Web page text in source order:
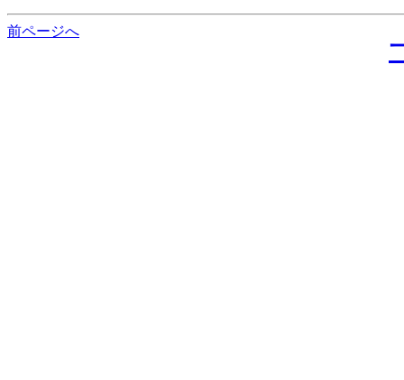
前ページへ